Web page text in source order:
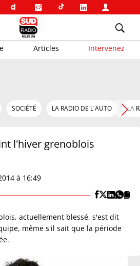
Articles Intervenez
SOCIÉTÉ LA RADIO DE L'AUTO LA
l'hiver grenoblois
à 16:49
actuellement blessé, s'est dit
même s'il sait que la période